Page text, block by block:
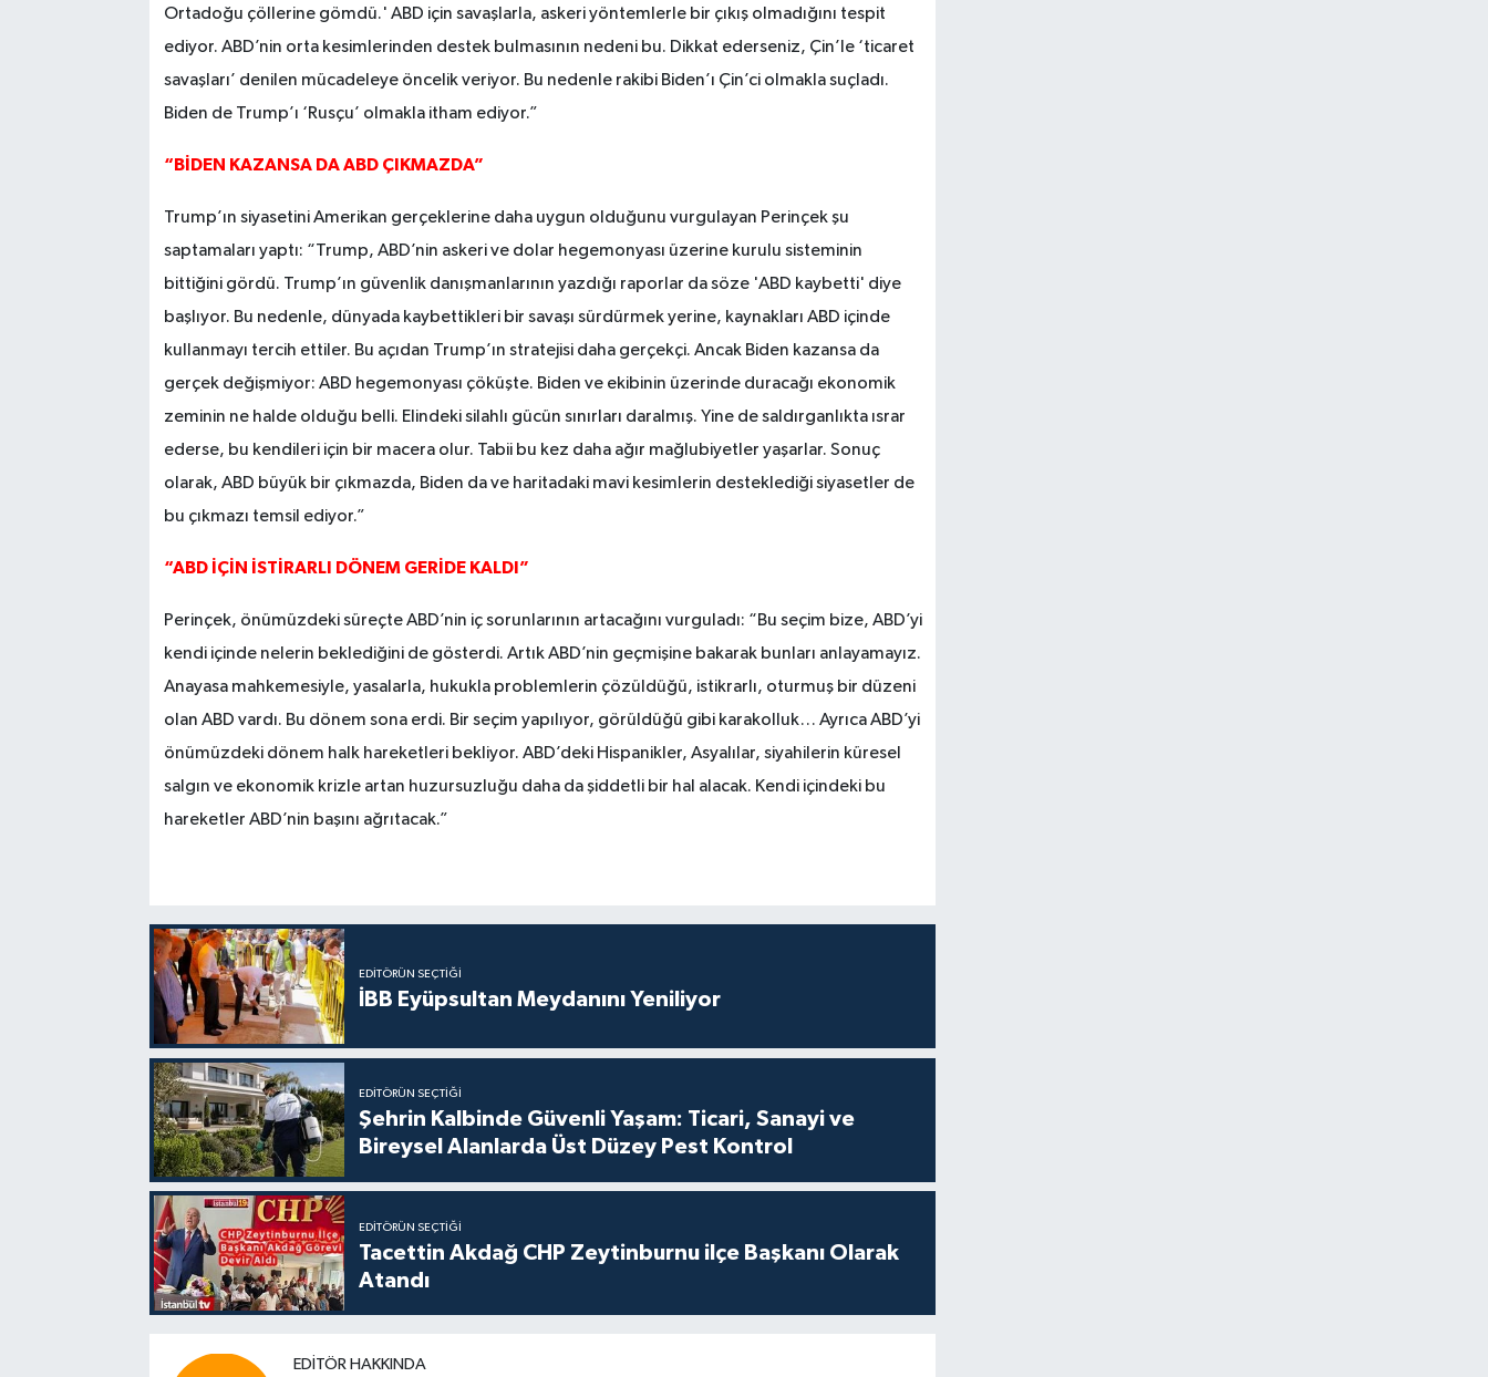
Ortadoğu çöllerine gömdü.' ABD için savaşlarla, askeri yöntemlerle bir çıkış olmadığını tespit
ediyor. ABD’nin orta kesimlerinden destek bulmasının nedeni bu. Dikkat ederseniz, Çin’le ‘ticaret
savaşları’ denilen mücadeleye öncelik veriyor. Bu nedenle rakibi Biden’ı Çin’ci olmakla suçladı.
Biden de Trump’ı ‘Rusçu’ olmakla itham ediyor.”
“BİDEN KAZANSA DA ABD ÇIKMAZDA”
Trump’ın siyasetini Amerikan gerçeklerine daha uygun olduğunu vurgulayan Perinçek şu
saptamaları yaptı: “Trump, ABD’nin askeri ve dolar hegemonyası üzerine kurulu sisteminin
bittiğini gördü. Trump’ın güvenlik danışmanlarının yazdığı raporlar da söze 'ABD kaybetti' diye
başlıyor. Bu nedenle, dünyada kaybettikleri bir savaşı sürdürmek yerine, kaynakları ABD içinde
kullanmayı tercih ettiler. Bu açıdan Trump’ın stratejisi daha gerçekçi. Ancak Biden kazansa da
gerçek değişmiyor: ABD hegemonyası çöküşte. Biden ve ekibinin üzerinde duracağı ekonomik
zeminin ne halde olduğu belli. Elindeki silahlı gücün sınırları daralmış. Yine de saldırganlıkta ısrar
ederse, bu kendileri için bir macera olur. Tabii bu kez daha ağır mağlubiyetler yaşarlar. Sonuç
olarak, ABD büyük bir çıkmazda, Biden da ve haritadaki mavi kesimlerin desteklediği siyasetler de
bu çıkmazı temsil ediyor.”
“ABD İÇİN İSTİRARLI DÖNEM GERİDE KALDI”
Perinçek, önümüzdeki süreçte ABD’nin iç sorunlarının artacağını vurguladı: “Bu seçim bize, ABD’yi
kendi içinde nelerin beklediğini de gösterdi. Artık ABD’nin geçmişine bakarak bunları anlayamayız.
Anayasa mahkemesiyle, yasalarla, hukukla problemlerin çözüldüğü, istikrarlı, oturmuş bir düzeni
olan ABD vardı. Bu dönem sona erdi. Bir seçim yapılıyor, görüldüğü gibi karakolluk… Ayrıca ABD’yi
önümüzdeki dönem halk hareketleri bekliyor. ABD’deki Hispanikler, Asyalılar, siyahilerin küresel
salgın ve ekonomik krizle artan huzursuzluğu daha da şiddetli bir hal alacak. Kendi içindeki bu
hareketler ABD’nin başını ağrıtacak.”
EDITÖRÜN SEÇTIĞI
İBB Eyüpsultan Meydanını Yeniliyor
EDITÖRÜN SEÇTIĞI
Şehrin Kalbinde Güvenli Yaşam: Ticari, Sanayi ve
Bireysel Alanlarda Üst Düzey Pest Kontrol
EDITÖRÜN SEÇTIĞI
Tacettin Akdağ CHP Zeytinburnu ilçe Başkanı Olarak
Atandı
EDITÖR HAKKINDA